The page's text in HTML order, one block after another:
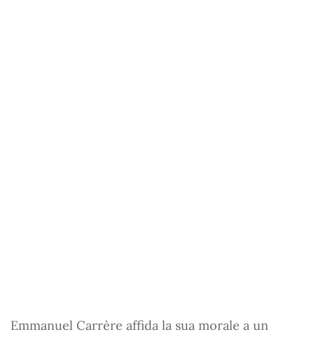
Emmanuel Carrère affida la sua morale a un